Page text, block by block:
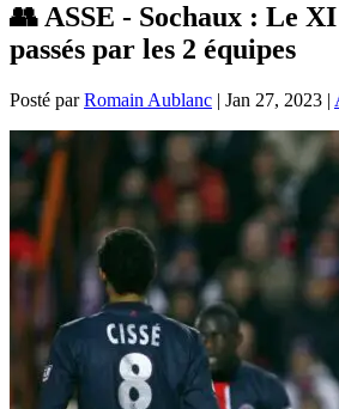
👥 ASSE - Sochaux : Le
passés par les 2 équipes
Posté parRomain Aublanc | Jan 27, 2023 |